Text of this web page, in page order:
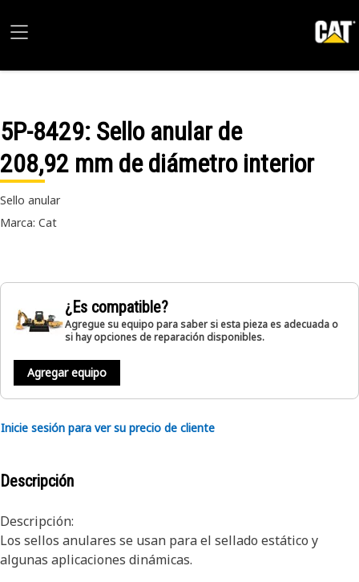
5P-8429: Sello anular de
208,92 mm de diámetro interior
Sello anular
Marca: Cat
¿Es compatible?
Agregue su equipo para saber si esta pieza es adecuada o
si hay opciones de reparación disponibles.
Agregar equipo
Inicie sesión para ver su precio de cliente
Descripción
Descripción:
Los sellos anulares se usan para el sellado estático y
algunas aplicaciones dinámicas.